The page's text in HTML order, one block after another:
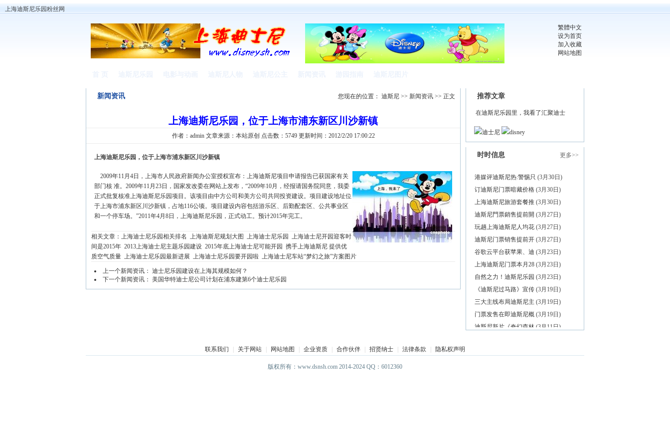
上海迪斯尼乐园粉丝网
繁體中文
设为首页
加入收藏
网站地图
新闻资讯 您现在的位置： 迪斯尼 >> 新闻资讯 >> 正文
上海迪斯尼乐园，位于上海市浦东新区川沙新镇
作者： admin文章来源：本站原创 点击数：5749 更新时间：2012/2/20 17:00:22
上海迪斯尼乐园，位于上海市浦东新区川沙新镇
2009年11月4日，上海市人民政府新闻办公室授权宣布：上海迪斯尼项目申请报告已获国家有关
部门核 准。2009年11月23日，国家发改委在网站上发布，“2009年10月，经报请国务院同意，我委
正式批复核准上海迪斯尼乐园项目。该项目由中方公司和美方公司共同投资建设。项目建设地址位
于上海市浦东新区川沙新镇，占地116公顷。项目建设内容包括游乐区、后勤配套区、公共事业区
和一个停车场。”2011年4月8日，上海迪斯尼乐园，正式动工。预计2015年完工。
相关文章： 上海迪士尼乐园相关排名 上海迪斯尼规划大图 上海迪士尼乐园 上海迪士尼开园迎客时
间是2015年 2013上海迪士尼主题乐园建设 2015年底上海迪士尼可能开园 携手上海迪斯尼 提供优
质空气质量 上海迪士尼乐园最新进展 上海迪士尼乐园要开园啦 上海迪士尼车站“梦幻之旅”方案图片
上一个新闻资讯： 迪士尼乐园建设在上海其规模如何？
下一个新闻资讯： 美国华特迪士尼公司计划在浦东建第6个迪士尼乐园
推荐文章
在迪斯尼乐园里，我看了汇聚迪士
迪士尼 disney
时时信息 更多>>
港媒评迪斯尼热:警惕只 (3月30日)
订迪斯尼门票暗藏价格 (3月30日)
上海迪斯尼旅游套餐推 (3月30日)
迪斯尼門票銷售提前開 (3月27日)
玩趟上海迪斯尼人均花 (3月27日)
迪斯尼门票销售提前开 (3月27日)
谷歌云平台获苹果、迪 (3月23日)
上海迪斯尼门票本月28 (3月23日)
自然之力！迪斯尼乐园 (3月23日)
《迪斯尼过马路》宣传 (3月19日)
三大主线布局迪斯尼主 (3月19日)
门票发售在即迪斯尼概 (3月19日)
迪斯尼新片《奇幻森林 (3月11日)
联系我们 关于网站 网站地图 企业资质 合作伙伴 招贤纳士 法律条款 隐私权声明
版权所有：www.dsnsh.com 2014-2024 QQ：6012360